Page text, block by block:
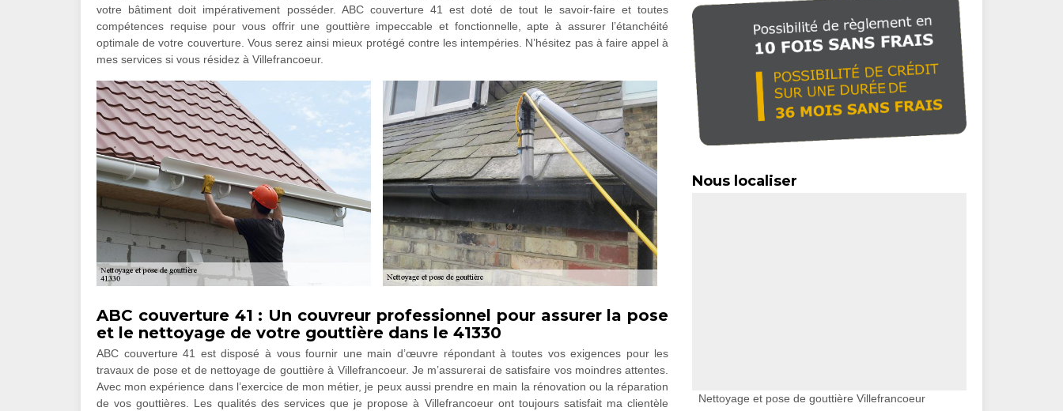
votre bâtiment doit impérativement posséder. ABC couverture 41 est doté de tout le savoir-faire et toutes
compétences requise pour vous offrir une gouttière impeccable et fonctionnelle, apte à assurer l’étanchéité
optimale de votre couverture. Vous serez ainsi mieux protégé contre les intempéries. N’hésitez pas à faire appel à
mes services si vous résidez à Villefrancoeur.
ABC couverture 41 : Un couvreur professionnel pour assurer la pose
et le nettoyage de votre gouttière dans le 41330
ABC couverture 41 est disposé à vous fournir une main d’œuvre répondant à toutes vos exigences pour les
travaux de pose et de nettoyage de gouttière à Villefrancoeur. Je m’assurerai de satisfaire vos moindres attentes.
Avec mon expérience dans l’exercice de mon métier, je peux aussi prendre en main la rénovation ou la réparation
de vos gouttières. Les qualités des services que je propose à Villefrancoeur ont toujours satisfait ma clientèle
Nous localiser
Nettoyage et pose de gouttière Villefrancoeur